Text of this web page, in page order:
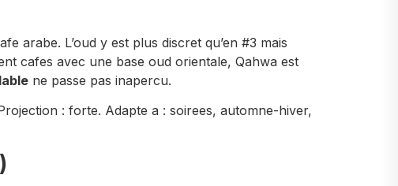
arabe. L’oud y est plus discret qu’en #3 mais
cafes avec une base oud orientale, Qahwa est
ne passe pas inapercu.
: forte. Adapte a : soirees, automne-hiver,